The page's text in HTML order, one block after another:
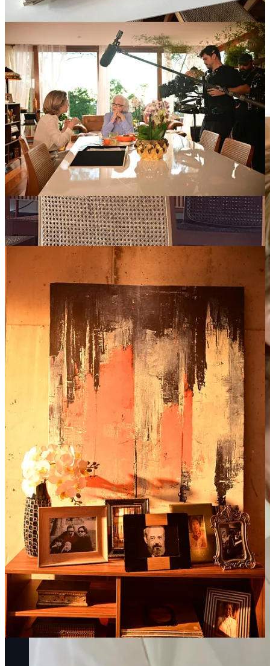
E o figurino? Obra-prima de comunicação não-verbal:
(a matriarca): calça neutra tom areia e
camisa azul - a cor complementar, oposta ao laranja na roda
cromática. Ela representa a contrapartida, o equilíbrio, a sabedoria
que pondera.
Fernanda Torres
: tons claros, areia também, que não contrastam
com a mãe - se unem, mostram continuidade, mostram que mesmo
com visões diferentes (o azul da mãe), há harmonia geracional.